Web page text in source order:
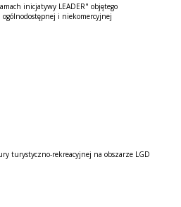
inicjatywy LEADER" objętego
i niekomercyjnej
turystyczno-rekreacyjnej na obszarze LGD